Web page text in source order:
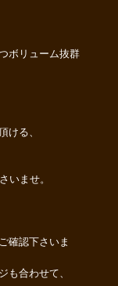
ボリューム抜群
ける、
いませ。
確認下さいま
も合わせて、